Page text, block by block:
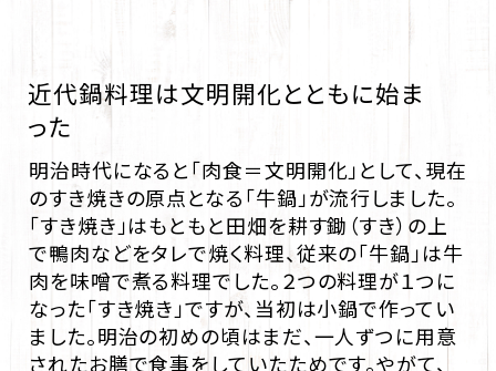
近代鍋料理は文明開化とともに始ま
った
明治時代になると「肉食＝文明開化」として、現在
のすき焼きの原点となる「牛鍋」が流行しました。
「すき焼き」はもともと田畑を耕す鋤（すき）の上
で鴨肉などをタレで焼く料理、従来の「牛鍋」は牛
肉を味噌で煮る料理でした。２つの料理が１つに
なった「すき焼き」ですが、当初は小鍋で作ってい
ました。明治の初めの頃はまだ、一人ずつに用意
されたお膳で食事をしていたためです。やがて、